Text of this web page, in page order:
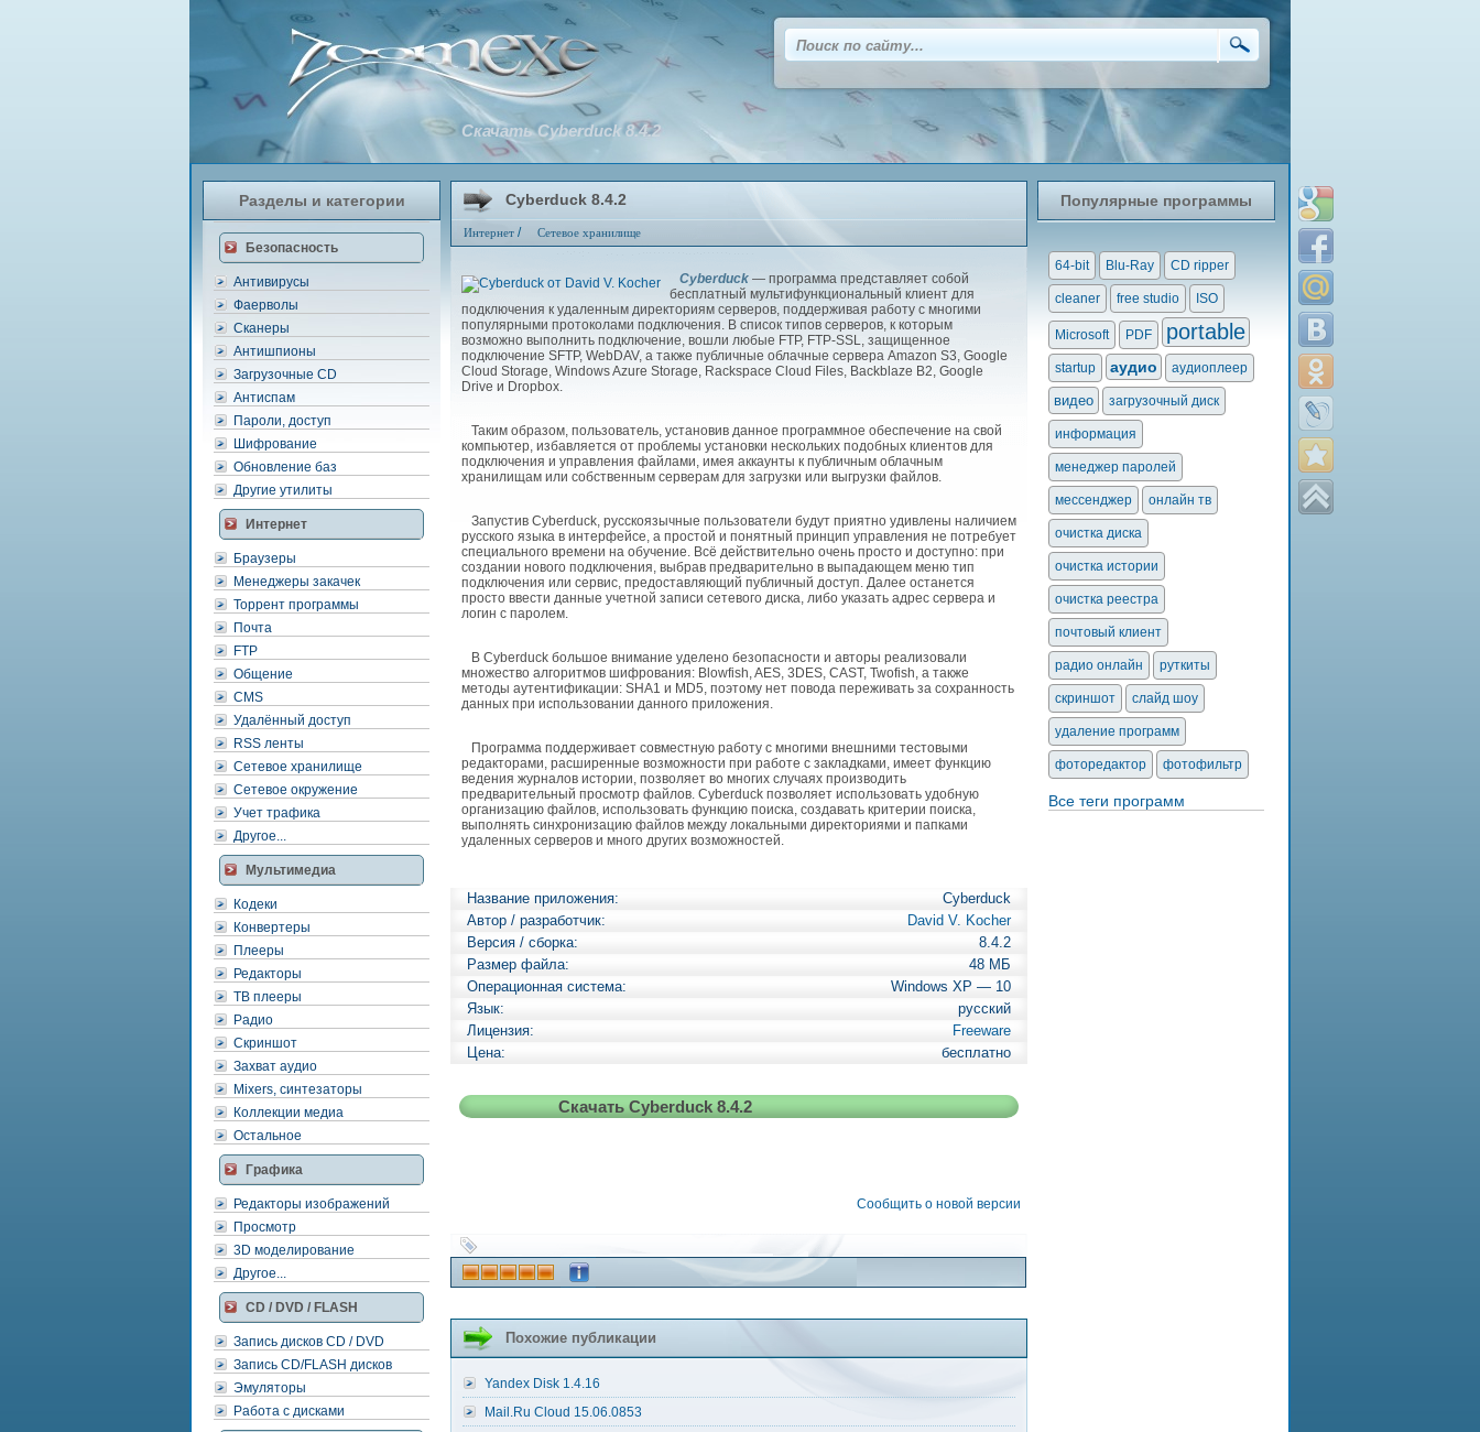
Разделы и категории
Безопасность
Антивирусы
Фаерволы
Сканеры
Антишпионы
Загрузочные CD
Антиспам
Пароли, доступ
Шифрование
Обновление баз
Другие утилиты
Интернет
Браузеры
Менеджеры закачек
Торрент программы
Почта
FTP
Общение
CMS
Удалённый доступ
RSS ленты
Сетевое хранилище
Сетевое окружение
Учет трафика
Другое...
Мультимедиа
Кодеки
Конвертеры
Плееры
Редакторы
ТВ плееры
Радио
Скриншот
Захват аудио
Mixers, синтезаторы
Коллекции медиа
Остальное
Графика
Редакторы изображений
Просмотр
3D моделирование
Другое...
CD / DVD / FLASH
Запись дисков CD / DVD
Запись CD/FLASH дисков
Эмуляторы
Работа с дисками
Cyberduck 8.4.2
Интернет / Сетевое хранилище
Скачать Cyberduck 8.4.2
Cyberduck — программа представляет собой
бесплатный мультифункциональный клиент для
подключения к удаленным директориям серверов, поддерживая работу с многими
популярными протоколами подключения. В список типов серверов, к которым
возможно выполнить подключение, вошли любые FTP, FTP-SSL, защищенное
подключение SFTP, WebDAV, а также публичные облачные сервера Amazon S3, Google
Cloud Storage, Windows Azure Storage, Rackspace Cloud Files, Backblaze B2, Google
Drive и Dropbox.
Таким образом, пользователь, установив данное программное обеспечение на свой
компьютер, избавляется от проблемы установки нескольких подобных клиентов для
подключения и управления файлами, имея аккаунты к публичным облачным
хранилищам или собственным серверам для загрузки или выгрузки файлов.
Запустив Cyberduck, русскоязычные пользователи будут приятно удивлены наличием
русского языка в интерфейсе, а простой и понятный принцип управления не потребует
специального времени на обучение. Всё действительно очень просто и доступно: при
создании нового подключения, выбрав предварительно в выпадающем меню тип
подключения или сервис, предоставляющий публичный доступ. Далее останется
просто ввести данные учетной записи сетевого диска, либо указать адрес сервера и
логин с паролем.
В Cyberduck большое внимание уделено безопасности и авторы реализовали
множество алгоритмов шифрования: Blowfish, AES, 3DES, CAST, Twofish, а также
методы аутентификации: SHA1 и MD5, поэтому нет повода переживать за сохранность
данных при использовании данного приложения.
Программа поддерживает совместную работу с многими внешними тестовыми
редакторами, расширенные возможности при работе с закладками, имеет функцию
ведения журналов истории, позволяет во многих случаях производить
предварительный просмотр файлов. Cyberduck позволяет использовать удобную
организацию файлов, использовать функцию поиска, создавать критерии поиска,
выполнять синхронизацию файлов между локальными директориями и папками
удаленных серверов и много других возможностей.
Название приложения:
Cyberduck
Автор / разработчик:
David V. Kocher
Версия / сборка:
8.4.2
Размер файла:
48 МБ
Операционная система:
Windows XP — 10
Язык:
русский
Лицензия:
Freeware
Цена:
бесплатно
Скачать Cyberduck 8.4.2
Сообщить о новой версии
Похожие публикации
Yandex Disk 1.4.16
Mail.Ru Cloud 15.06.0853
Популярные программы
64-bit Blu-Ray CD ripper
cleaner free studio ISO
Microsoft PDF portable
startup аудио аудиоплеер
видео загрузочный диск
информация
менеджер паролей
мессенджер онлайн тв
очистка диска
очистка истории
очистка реестра
почтовый клиент
радио онлайн руткиты
скриншот слайд шоу
удаление программ
фоторедактор фотофильтр
Все теги программ